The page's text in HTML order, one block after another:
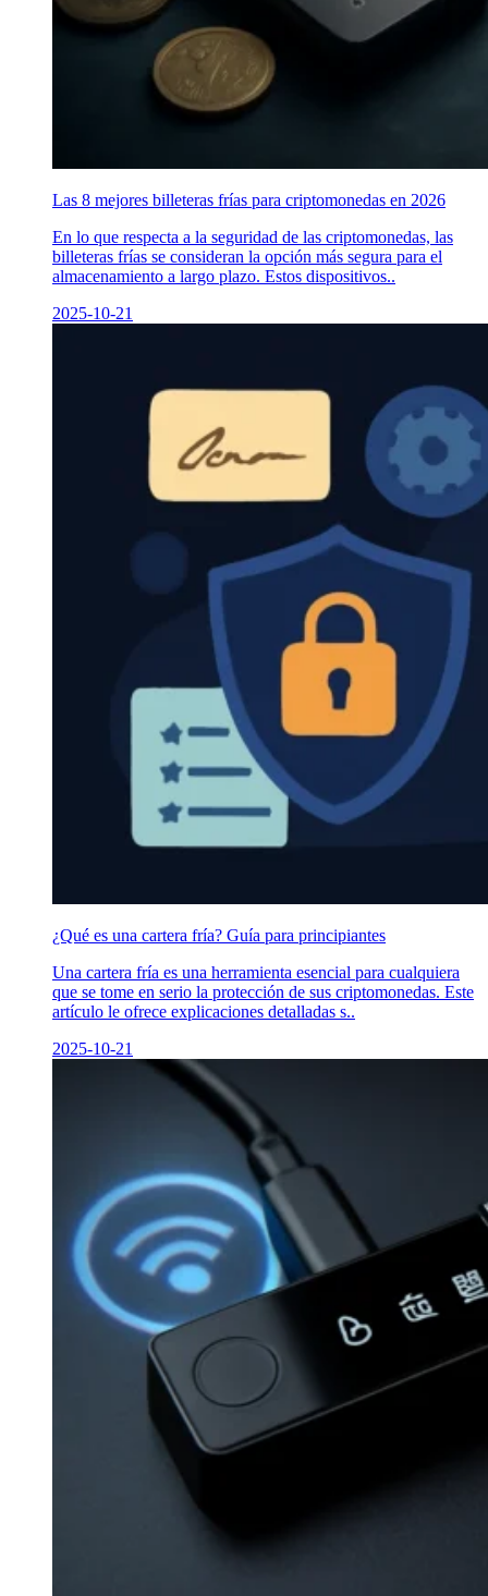
Las 8 mejores billeteras frías para criptomonedas en 2026
En lo que respecta a la seguridad de las criptomonedas, las
billeteras frías se consideran la opción más segura para el
almacenamiento a largo plazo. Estos dispositivos..
2025-10-21
¿Qué es una cartera fría? Guía para principiantes
Una cartera fría es una herramienta esencial para cualquiera
que se tome en serio la protección de sus criptomonedas. Este
artículo le ofrece explicaciones detalladas s..
2025-10-21